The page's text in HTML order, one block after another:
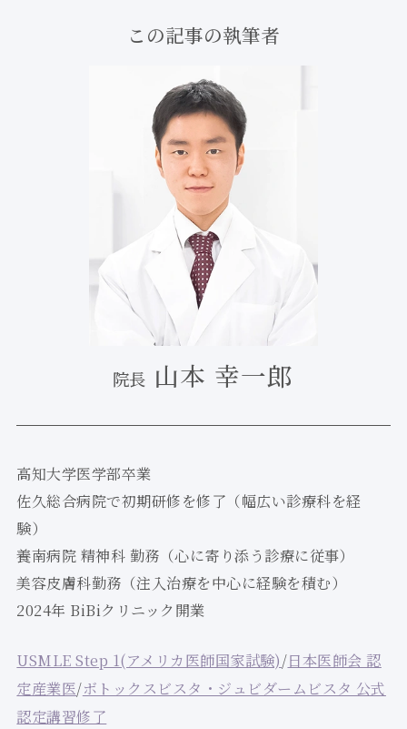
この記事の執筆者
院長 山本 幸一郎
高知大学医学部卒業
佐久総合病院で初期研修を修了（幅広い診療科を経
験）
養南病院 精神科 勤務（心に寄り添う診療に従事）
美容皮膚科勤務（注入治療を中心に経験を積む）
2024年 BiBiクリニック開業
USMLE Step 1(アメリカ医師国家試験)/日本医師会 認
定産業医/ボトックスビスタ・ジュビダームビスタ 公式
認定講習修了